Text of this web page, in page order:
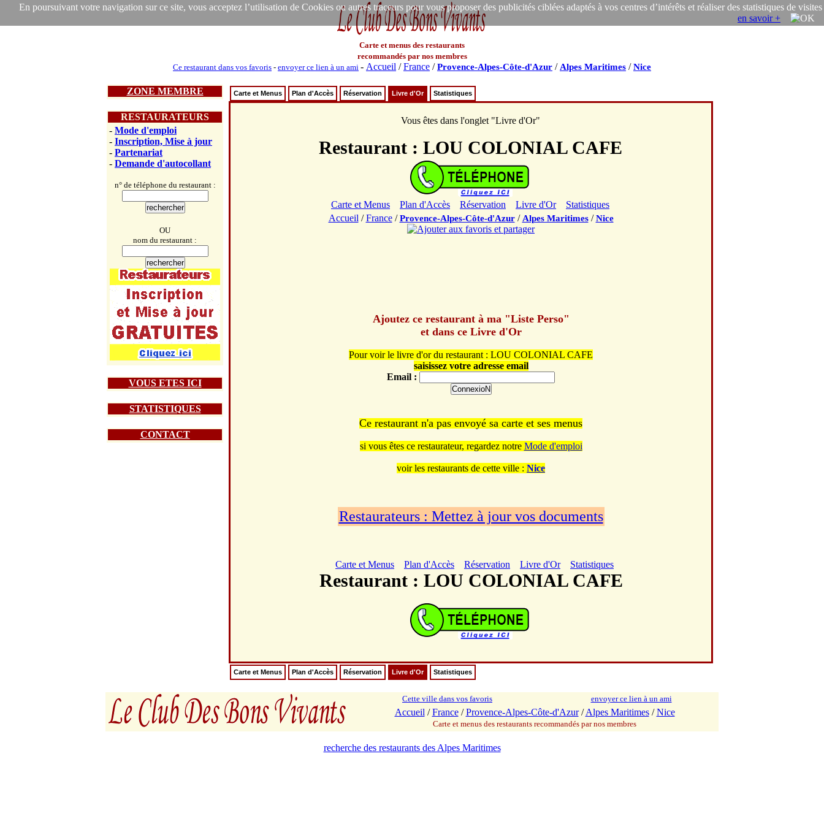
En poursuivant votre navigation sur ce site, vous acceptez l’utilisation de Cookies ou autres traceurs pour vous proposer des publicités ciblées adaptés à vos centres d’intérêts et réaliser des statistiques de visites
en savoir +
Carte et menus des restaurants
recommandés par nos membres
Ce restaurant dans vos favoris - envoyer ce lien à un ami - Accueil /France /Provence-Alpes-Côte-d'Azur / Alpes Maritimes /Nice
ZONE MEMBRE
RESTAURATEURS
- Mode d'emploi
- Inscription, Mise à jour
- Partenariat
- Demande d'autocollant
n° de téléphone du restaurant :
OU
nom du restaurant :
VOUS ETES ICI
STATISTIQUES
CONTACT
Carte et Menus Plan d'Accès Réservation Livre d'Or Statistiques
Vous êtes dans l'onglet "Livre d'Or"
Restaurant : LOU COLONIAL CAFE
Carte et Menus Plan d'Accès Réservation Livre d'Or
Statistiques
Accueil /France/Provence-Alpes-Côte-d'Azur/ Alpes Maritimes/Nice
Ajoutez ce restaurant à ma "Liste Perso"
et dans ce Livre d'Or
Pour voir le livre d'or du restaurant : LOU COLONIAL CAFE
saisissez votre adresse email
Email :
Ce restaurant n'a pas envoyé sa carte et ses menus
si vous êtes ce restaurateur, regardez notre Mode d'emploi
voir les restaurants de cette ville : Nice
Restaurateurs : Mettez à jour vos documents
Carte et Menus Plan d'Accès Réservation Livre d'Or Statistiques
Restaurant : LOU COLONIAL CAFE
Carte et Menus Plan d'Accès Réservation Livre d'Or Statistiques
Cette ville dans vos favoris envoyer ce lien à un ami
Accueil /France/Provence-Alpes-Côte-d'Azur/Alpes Maritimes/Nice
Carte et menus des restaurants recommandés par nos membres
recherche des restaurants des Alpes Maritimes